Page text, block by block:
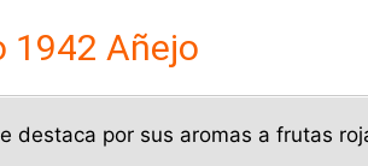
1942 Añejo
destaca por sus aromas a frutas